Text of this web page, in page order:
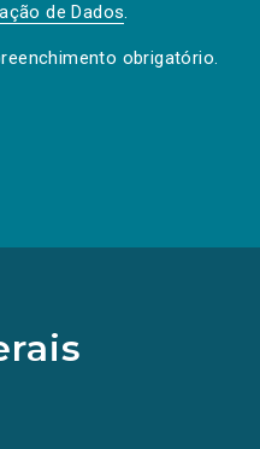
de Dados.
obrigatório.